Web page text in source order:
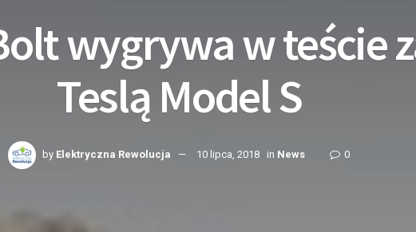
wygrywa w teście
Teslą Model S
by Elektryczna Rewolucja 10 lipca, 2018 in News 0